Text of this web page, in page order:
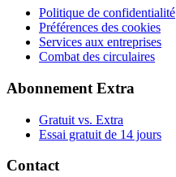
Politique de confidentialité
Préférences des cookies
Services aux entreprises
Combat des circulaires
Abonnement Extra
Gratuit vs. Extra
Essai gratuit de 14 jours
Contact